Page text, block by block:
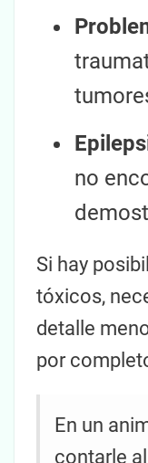
no
Si hay
tóxicos,
detalle
por
En un
contarle